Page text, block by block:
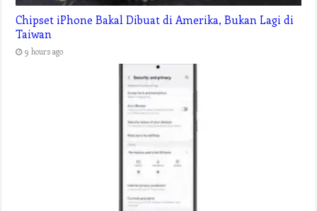
Chipset iPhone Bakal Dibuat di Amerika, Bukan Lagi di
Taiwan
9 hours ago